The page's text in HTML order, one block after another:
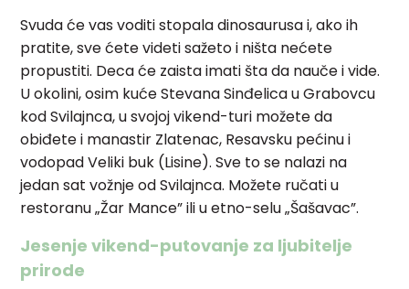
Svuda će vas voditi stopala dinosaurusa i, ako ih
pratite, sve ćete videti sažeto i ništa nećete
propustiti. Deca će zaista imati šta da nauče i vide.
U okolini, osim kuće Stevana Sinđelica u Grabovcu
kod Svilajnca, u svojoj vikend-turi možete da
obiđete i manastir Zlatenac, Resavsku pećinu i
vodopad Veliki buk (Lisine). Sve to se nalazi na
jedan sat vožnje od Svilajnca. Možete ručati u
restoranu „Žar Mance” ili u etno-selu „Šašavac”.
Jesenje vikend-putovanje za ljubitelje
prirode